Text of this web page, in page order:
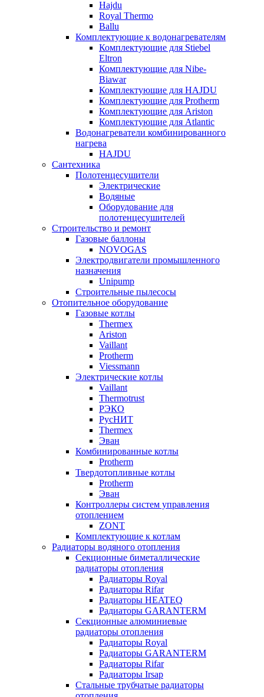
Hajdu
Royal Thermo
Ballu
Комплектующие к водонагревателям
Комплектующие для Stiebel
Eltron
Комплектующие для Nibe-
Biawar
Комплектующие для HAJDU
Комплектующие для Protherm
Комплектующие для Ariston
Комплектующие для Atlantic
Водонагреватели комбинированного
нагрева
HAJDU
Сантехника
Полотенцесушители
Электрические
Водяные
Оборудование для
полотенцесушителей
Строительство и ремонт
Газовые баллоны
NOVOGAS
Электродвигатели промышленного
назначения
Unipump
Строительные пылесосы
Отопительное оборудование
Газовые котлы
Thermex
Ariston
Vaillant
Protherm
Viessmann
Электрические котлы
Vaillant
Thermotrust
РЭКО
РусНИТ
Thermex
Эван
Комбинированные котлы
Protherm
Твердотопливные котлы
Protherm
Эван
Контроллеры систем управления
отоплением
ZONT
Комплектующие к котлам
Радиаторы водяного отопления
Секционные биметаллические
радиаторы отопления
Радиаторы Royal
Радиаторы Rifar
Радиаторы HEATEQ
Радиаторы GARANTERM
Секционные алюминиевые
радиаторы отопления
Радиаторы Royal
Радиаторы GARANTERM
Радиаторы Rifar
Радиаторы Irsap
Стальные трубчатые радиаторы